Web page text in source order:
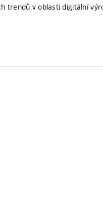
trendů v oblasti digitální